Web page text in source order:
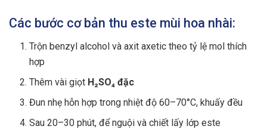
Các bước cơ bản thu este mùi hoa nhài:
Trộn benzyl alcohol và axit axetic theo tỷ lệ mol thích
hợp
Thêm vài giọt H₂SO₄ đặc
Đun nhẹ hỗn hợp trong nhiệt độ 60–70°C, khuấy đều
Sau 20–30 phút, để nguội và chiết lấy lớp este